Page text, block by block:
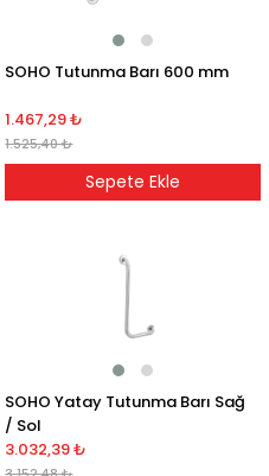
SOHO Tutunma Barı 600 mm
1.467,29 ₺
1.525,40 ₺
Sepete Ekle
SOHO Yatay Tutunma Barı Sağ
/ Sol
3.032,39 ₺